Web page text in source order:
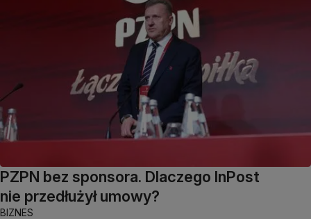
PZPN bez sponsora. Dlaczego InPost
nie przedłużył umowy?
BIZNES